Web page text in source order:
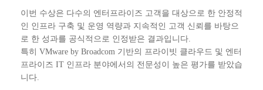
이번 수상은 다수의 엔터프라이즈 고객을 대상으로 한 안정적
인 인프라 구축 및 운영 역량과 지속적인 고객 신뢰를 바탕으
로 한 성과를 공식적으로 인정받은 결과입니다.
특히 VMware by Broadcom 기반의 프라이빗 클라우드 및 엔터
프라이즈 IT 인프라 분야에서의 전문성이 높은 평가를 받았습
니다.